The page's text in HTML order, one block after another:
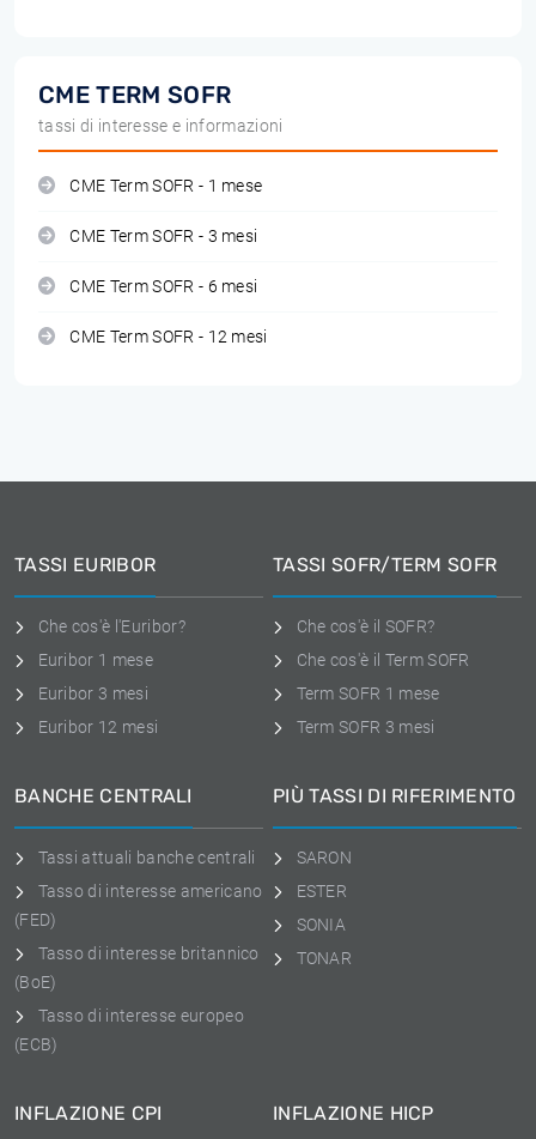
CME TERM SOFR
tassi di interesse e informazioni
CME Term SOFR - 1 mese
CME Term SOFR - 3 mesi
CME Term SOFR - 6 mesi
CME Term SOFR - 12 mesi
TASSI EURIBOR
Che cos'è l'Euribor?
Euribor 1 mese
Euribor 3 mesi
Euribor 12 mesi
TASSI SOFR/TERM SOFR
Che cos'è il SOFR?
Che cos'è il Term SOFR
Term SOFR 1 mese
Term SOFR 3 mesi
BANCHE CENTRALI
Tassi attuali banche centrali
Tasso di interesse americano
(FED)
Tasso di interesse britannico
(BoE)
Tasso di interesse europeo
(ECB)
PIÙ TASSI DI RIFERIMENTO
SARON
ESTER
SONIA
TONAR
INFLAZIONE CPI INFLAZIONE HICP